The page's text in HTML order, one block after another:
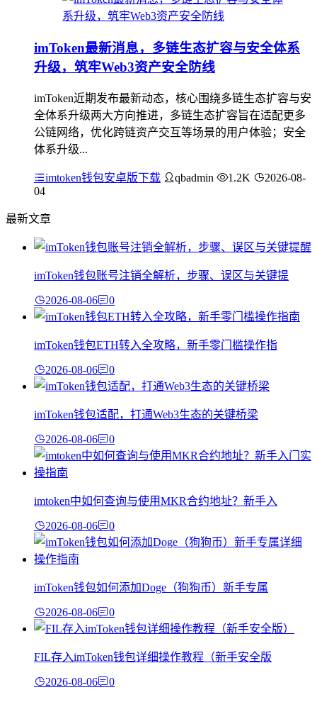
imToken最新消息，多链生态扩容与安全体系
升级，筑牢Web3资产安全防线
imToken近期发布最新动态，核心围绕多链生态扩容与安
全体系升级两大方向推进，多链生态扩容旨在适配更多
公链网络，优化跨链资产交互等场景的用户体验；安全
体系升级...
imtoken钱包安卓版下载 qbadmin 1.2K
2026-08-
04
最新文章
imToken钱包账号注销全解析，步骤、误区与关键提
2026-08-06 0
imToken钱包ETH转入全攻略，新手零门槛操作指
2026-08-06 0
imToken钱包适配，打通Web3生态的关键桥梁
2026-08-06 0
imtoken中如何查询与使用MKR合约地址？新手入
2026-08-06 0
imToken钱包如何添加Doge（狗狗币）新手专属
2026-08-06 0
FIL存入imToken钱包详细操作教程（新手安全版
2026-08-06 0